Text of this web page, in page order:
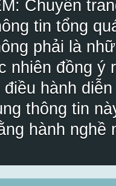
Chuyên
tin tổng
phải là
nhiên đồng ý
hành
thông tin
hành